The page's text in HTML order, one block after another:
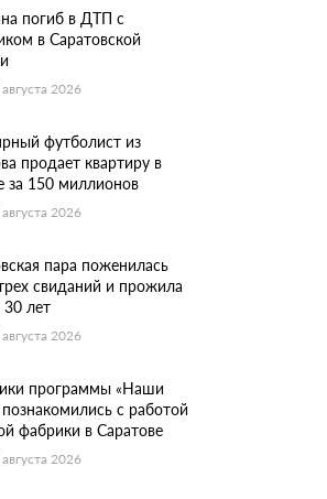
погиб в ДТП с
в Саратовской
2026
футболист из
продает квартиру в
за 150 миллионов
2026
пара поженилась
свиданий и прожила
30 лет
2026
программы «Наши
познакомились с работой
фабрики в Саратове
2026